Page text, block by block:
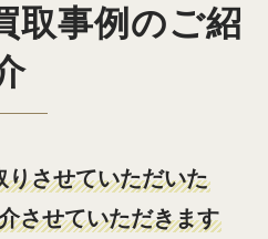
取事例のご紹
りさせていただいた
させていただきます